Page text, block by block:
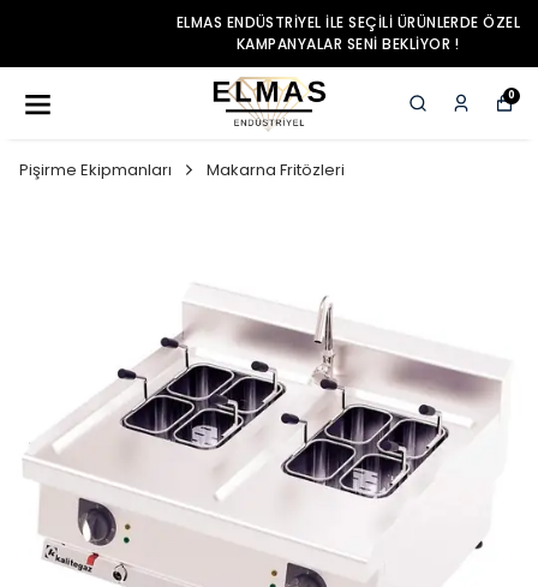
ELMAS ENDÜSTRIYEL ILE SEÇILI ÜRÜNLERDE ÖZEL
KAMPANYALAR SENI BEKLIYOR !
0
Pişirme Ekipmanları Makarna Fritözleri